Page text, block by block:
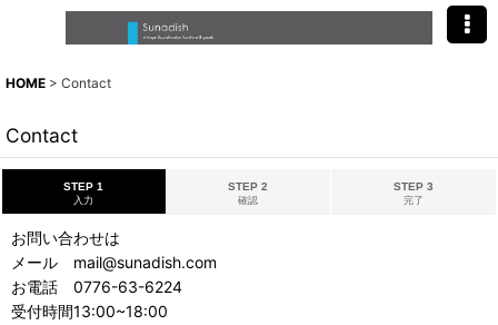
HOME > Contact
Contact
STEP 1
入力
STEP 2
確認
STEP 3
完了
お問い合わせは
メール mail@sunadish.com
お電話 0776-63-6224
受付時間13:00~18:00